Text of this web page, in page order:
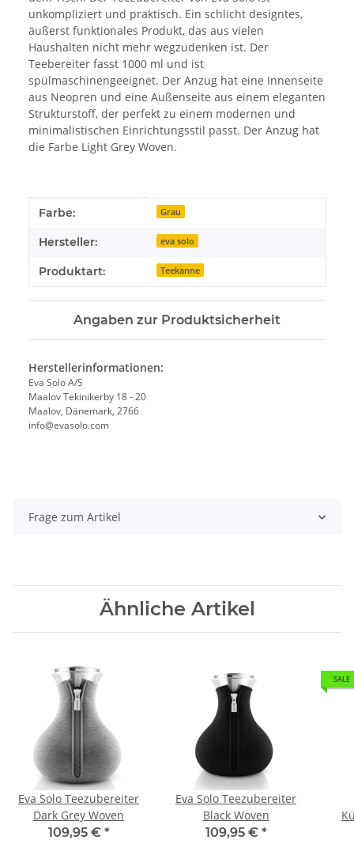
unkompliziert und praktisch. Ein schlicht designtes,
äußerst funktionales Produkt, das aus vielen
Haushalten nicht mehr wegzudenken ist. Der
Teebereiter fasst 1000 ml und ist
spülmaschinengeeignet. Der Anzug hat eine Innenseite
aus Neopren und eine Außenseite aus einem eleganten
Strukturstoff, der perfekt zu einem modernen und
minimalistischen Einrichtungsstil passt. Der Anzug hat
die Farbe Light Grey Woven.
Produkteigenschaft
Wert
Farbe: Grau
Hersteller: eva solo
Produktart: Teekanne
Angaben zur Produktsicherheit
Herstellerinformationen:
Eva Solo A/S
Maalov Tekinikerby 18 - 20
Maalov, Dänemark, 2766
info@evasolo.com
Frage zum Artikel
Ähnliche Artikel
Eva Solo Teezubereiter
Dark Grey Woven
109,95 € *
Eva Solo Teezubereiter
Black Woven
109,95 € *
SALE